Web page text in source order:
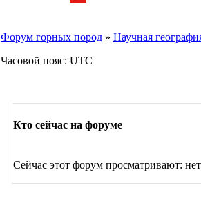
Форум горных пород » Научная
Часовой пояс: UTC
Кто сейчас на форуме
Сейчас этот форум просматривают: